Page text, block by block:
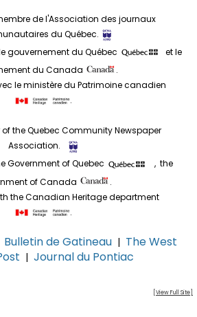
de l'Association des journaux
du Québec.
gouvernement du Québec
et le
du Canada
.
le ministère du Patrimoine canadien
.
the Quebec Community Newspaper
Association.
Government of Quebec
, the
of Canada
.
the Canadian Heritage department
.
Bulletin de Gatineau | The West
| Journal du Pontiac
[View Full Site]